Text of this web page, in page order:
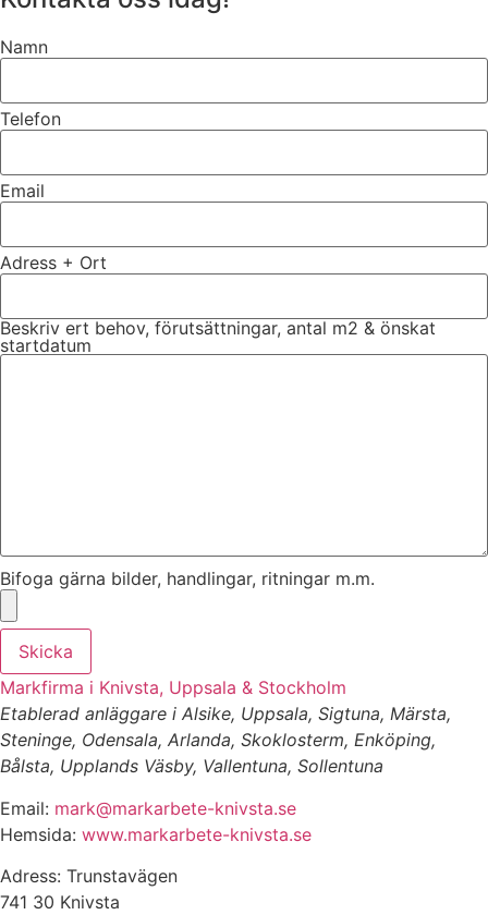
Namn
Telefon
Email
Adress + Ort
Beskriv ert behov, förutsättningar, antal m2 & önskat
startdatum
Bifoga gärna bilder, handlingar, ritningar m.m.
Skicka
Markfirma i Knivsta, Uppsala & Stockholm
Etablerad anläggare i Alsike, Uppsala, Sigtuna, Märsta,
Steninge, Odensala, Arlanda, Skoklosterm, Enköping,
Bålsta, Upplands Väsby, Vallentuna, Sollentuna
Email: mark@markarbete-knivsta.se
Hemsida: www.markarbete-knivsta.se
Adress: Trunstavägen
741 30 Knivsta